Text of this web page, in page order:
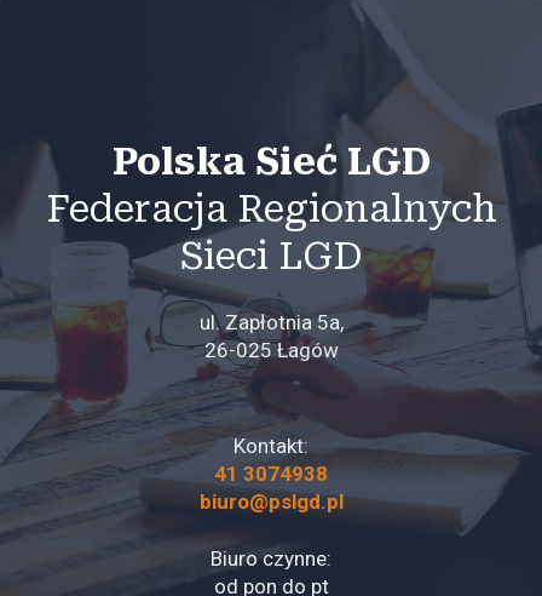
Polska Sieć LGD
Federacja Regionalnych
Sieci LGD
ul. Zapłotnia 5a,
26-025 Łagów
Kontakt:
41 3074938
biuro@pslgd.pl
Biuro czynne:
od pon do pt